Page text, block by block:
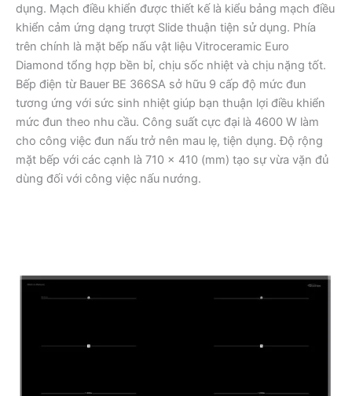
dụng. Mạch điều khiển được thiết kế là kiểu bảng mạch điều
khiển cảm ứng dạng trượt Slide thuận tiện sử dụng. Phía
trên chính là mặt bếp nấu vật liệu Vitroceramic Euro
Diamond tổng hợp bền bỉ, chịu sốc nhiệt và chịu nặng tốt.
Bếp điện từ Bauer BE 366SA sở hữu 9 cấp độ mức đun
tương ứng với sức sinh nhiệt giúp bạn thuận lợi điều khiển
mức đun theo nhu cầu. Công suất cực đại là 4600 W làm
cho công việc đun nấu trở nên mau lẹ, tiện dụng. Độ rộng
mặt bếp với các cạnh là 710 x 410 (mm) tạo sự vừa vặn đủ
dùng đối với công việc nấu nướng.